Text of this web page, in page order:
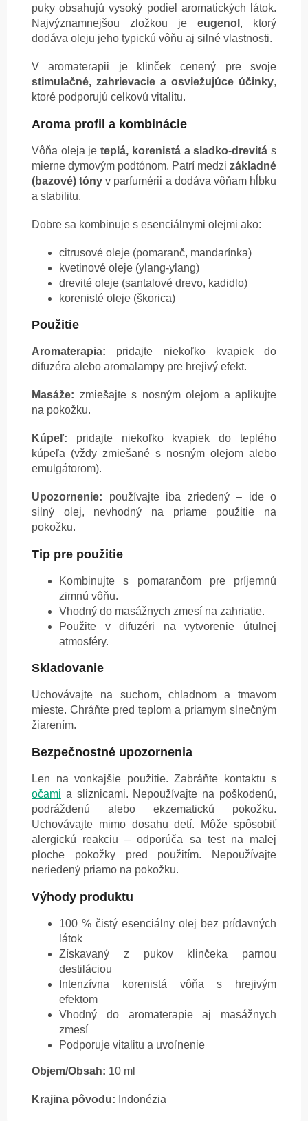
puky obsahujú vysoký podiel aromatických látok.
Najvýznamnejšou zložkou je eugenol , ktorý
dodáva oleju jeho typickú vôňu aj silné vlastnosti.
V aromaterapii je klinček cenený pre svoje
stimulačné, zahrievacie a osviežujúce účinky,
ktoré podporujú celkovú vitalitu.
Aroma profil a kombinácie
Vôňa oleja jeteplá, korenistá a sladko-drevitá s
mierne dymovým podtónom. Patrí medzi základné
(bazové) tóny v parfumérii a dodáva vôňam hĺbku
a stabilitu.
Dobre sa kombinuje s esenciálnymi olejmi ako:
citrusové oleje (pomaranč, mandarínka)
kvetinové oleje (ylang-ylang)
drevité oleje (santalové drevo, kadidlo)
korenisté oleje (škorica)
Použitie
Aromaterapia: pridajte niekoľko kvapiek do
difuzéra alebo aromalampy pre hrejivý efekt.
Masáže: zmiešajte s nosným olejom a aplikujte
na pokožku.
Kúpeľ: pridajte niekoľko kvapiek do teplého
kúpeľa (vždy zmiešané s nosným olejom alebo
emulgátorom).
Upozornenie: používajte iba zriedený – ide o
silný olej, nevhodný na priame použitie na
pokožku.
Tip pre použitie
Kombinujte s pomarančom pre príjemnú
zimnú vôňu.
Vhodný do masážnych zmesí na zahriatie.
Použite v difuzéri na vytvorenie útulnej
atmosféry.
Skladovanie
Uchovávajte na suchom, chladnom a tmavom
mieste. Chráňte pred teplom a priamym slnečným
žiarením.
Bezpečnostné upozornenia
Len na vonkajšie použitie. Zabráňte kontaktu s
očami a sliznicami. Nepoužívajte na poškodenú,
podráždenú alebo ekzematickú pokožku.
Uchovávajte mimo dosahu detí. Môže spôsobiť
alergickú reakciu – odporúča sa test na malej
ploche pokožky pred použitím. Nepoužívajte
neriedený priamo na pokožku.
Výhody produktu
100 % čistý esenciálny olej bez prídavných
látok
Získavaný z pukov klinčeka parnou
destiláciou
Intenzívna korenistá vôňa s hrejivým
efektom
Vhodný do aromaterapie aj masážnych
zmesí
Podporuje vitalitu a uvoľnenie
Objem/Obsah: 10 ml
Krajina pôvodu: Indonézia